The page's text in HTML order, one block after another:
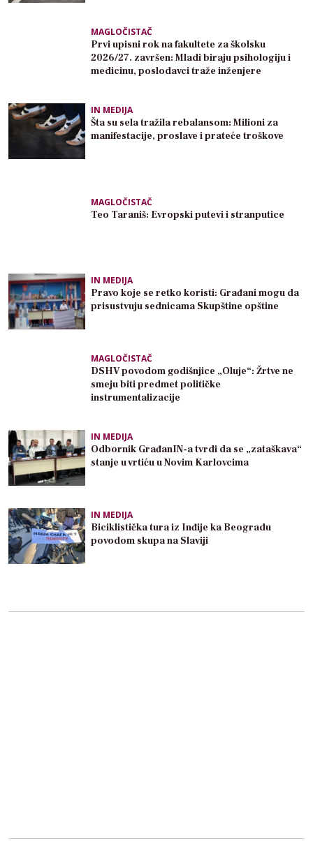
MAGLOČISTAČ
Prvi upisni rok na fakultete za školsku
2026/27. završen: Mladi biraju psihologiju i
medicinu, poslodavci traže inženjere
IN MEDIJA
Šta su sela tražila rebalansom: Milioni za
manifestacije, proslave i prateće troškove
MAGLOČISTAČ
Teo Taraniš: Evropski putevi i stranputice
IN MEDIJA
Pravo koje se retko koristi: Građani mogu da
prisustvuju sednicama Skupštine opštine
MAGLOČISTAČ
DSHV povodom godišnjice „Oluje“: Žrtve ne
smeju biti predmet političke
instrumentalizacije
IN MEDIJA
Odbornik GrađanIN-a tvrdi da se „zataškava“
stanje u vrtiću u Novim Karlovcima
IN MEDIJA
Biciklistička tura iz Inđije ka Beogradu
povodom skupa na Slaviji